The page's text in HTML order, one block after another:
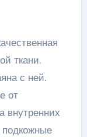
ткани.
с ней.
от
внутренних
подкожные